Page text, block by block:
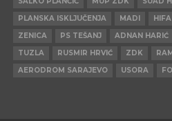
PLANSKA ISKLJUČENJA
MADI
ZENICA
PS TEŠANJ ADNAN HARIĆ
TUZLA
RUSMIR HRVIĆ ZDK
AERODROM SARAJEVO
USORA